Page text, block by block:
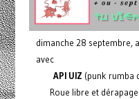
dimanche 28 septembre,
avec
API UIZ (punk rumba
Roue libre et